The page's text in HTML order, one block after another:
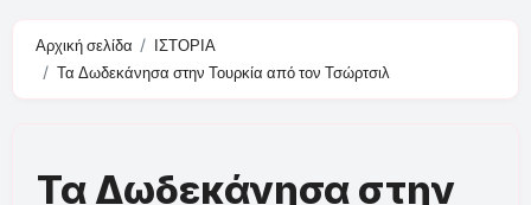
Αρχική σελίδα
ΙΣΤΟΡΙΑ
Τα Δωδεκάνησα στην Τουρκία από τον Τσώρτσιλ
Τα Δωδεκάνησα στην